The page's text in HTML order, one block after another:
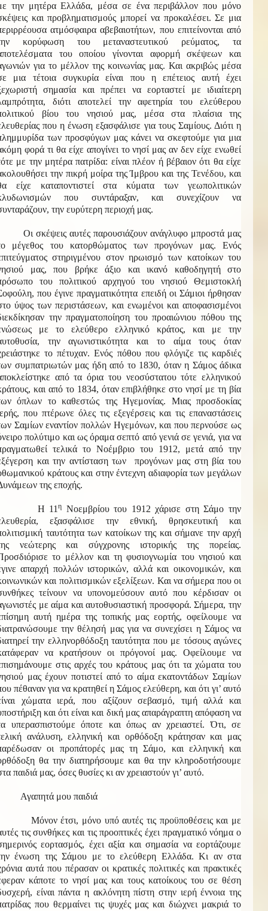
την μητέρα Ελλάδα, μέσα σε ένα περιβάλλον που μόνο
και προβληματισμούς μπορεί να προκαλέσει. Σε μια
ατμόσφαιρα αβεβαιοτήτων, που επιτείνονται από
κορύφωση του μεταναστευτικού ρεύματος, τα
του οποίου γίνονται αφορμή σκέψεων και
για το μέλλον της κοινωνίας μας. Και ακριβώς μέσα
μια τέτοια συγκυρία είναι που η επέτειος αυτή έχει
σημασία και πρέπει να εορταστεί με ιδιαίτερη
διότι αποτελεί την αφετηρία του ελεύθερου
βίου του νησιού μας, μέσα στα πλαίσια της
που η ένωση εξασφάλισε για τους Σαμίους. Διότι η
των προσφύγων μας κάνει να σκεφτούμε για μια
φορά τι θα είχε απογίνει το νησί μας αν δεν είχε ενωθεί
με την μητέρα πατρίδα: είναι πλέον ή βέβαιον ότι θα είχε
την πικρή μοίρα της Ίμβρου και της Τενέδου, και
είχε καταποντιστεί στα κύματα των γεωπολιτικών
που συντάραξαν, και συνεχίζουν να
την ευρύτερη περιοχή μας.
σκέψεις αυτές παρουσιάζουν ανάγλυφο μπροστά μας
μέγεθος του κατορθώματος των προγόνων μας. Ενός
στηριγμένου στον ηρωισμό των κατοίκων του
μας, που βρήκε άξιο και ικανό καθοδηγητή στο
του πολιτικού αρχηγού του νησιού Θεμιστοκλή
που έγινε πραγματικότητα επειδή οι Σάμιοι ήρθησαν
ύψος των περιστάσεων, και ενωμένοι και αποφασισμένοι
την πραγματοποίηση του προαιώνιου πόθου της
με το ελεύθερο ελληνικό κράτος, και με την
την αγωνιστικότητα και το αίμα τους όταν
το πέτυχαν. Ενός πόθου που φλόγιζε τις καρδιές
συμπατριωτών μας ήδη από το 1830, όταν η Σάμος άδικα
από τα όρια του νεοσύστατου τότε ελληνικού
και από το 1834, όταν επιβλήθηκε στο νησί με τη βία
όπλων το καθεστώς της Ηγεμονίας. Μιας προσδοκίας
που πτέρωνε όλες τις εξεγέρσεις και τις επαναστάσεις
Σαμίων εναντίον πολλών Ηγεμόνων, και που περνούσε ως
πολύτιμο και ως όραμα σεπτό από γενιά σε γενιά, για να
τελικά το Νοέμβριο του 1912, μετά από την
και την αντίσταση των προγόνων μας στη βία του
κράτους και στην έντεχνη αδιαφορία των μεγάλων
της εποχής.
11η Νοεμβρίου του 1912 χάρισε στη Σάμο την
εξασφάλισε την εθνική, θρησκευτική και
ταυτότητα των κατοίκων της και σήμανε την αρχή
νεώτερης και σύγχρονης ιστορικής της πορείας.
το μέλλον και τη φυσιογνωμία του νησιού και
απαρχή πολλών ιστορικών, αλλά και οικονομικών, και
και πολιτισμικών εξελίξεων. Και να σήμερα που οι
τείνουν να υπονομεύσουν αυτό που κέρδισαν οι
με αίμα και αυτοθυσιαστική προσφορά. Σήμερα, την
αυτή ημέρα της τοπικής μας εορτής, οφείλουμε να
την θέλησή μας για να συνεχίσει η Σάμος να
την ελληνορθόδοξη ταυτότητα που με τόσους αγώνες
να κρατήσουν οι πρόγονοί μας. Οφείλουμε να
στις αρχές του κράτους μας ότι τα χώματα του
μας έχουν ποτιστεί από το αίμα εκατοντάδων Σαμίων
πέθαναν για να κρατηθεί η Σάμος ελεύθερη, και ότι γι’ αυτό
χώματα ιερά, που αξίζουν σεβασμό, τιμή αλλά και
και ότι είναι και δική μας απαράγραπτη απόφαση να
υπερασπιστούμε όποτε και όπως αν χρειαστεί. Ότι, σε
ανάλυση, ελληνική και ορθόδοξη κράτησαν και μας
οι προπάτορές μας τη Σάμο, και ελληνική και
θα την διατηρήσουμε και θα την κληροδοτήσουμε
παιδιά μας, όσες θυσίες κι αν χρειαστούν γι’ αυτό.
μου παιδιά
έτσι, μόνο υπό αυτές τις προϋποθέσεις και με
τις συνθήκες και τις προοπτικές έχει πραγματικό νόημα ο
εορτασμός, έχει αξία και σημασία να εορτάζουμε
ένωση της Σάμου με το ελεύθερη Ελλάδα. Κι αν στα
αυτά που πέρασαν οι κρατικές πολιτικές και πρακτικές
κάποτε το νησί μας και τους κατοίκους του σε θέση
είναι πάντα η ακλόνητη πίστη στην ιερή έννοια της
που θερμαίνει τις ψυχές μας και διώχνει μακριά το